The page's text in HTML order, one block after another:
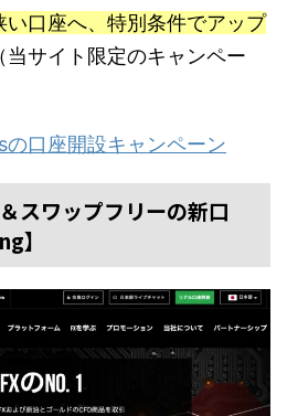
口座へ、特別条件でアップ
当サイト限定のキャンペー
口座開設キャンペーン
スワップフリーの新口
】